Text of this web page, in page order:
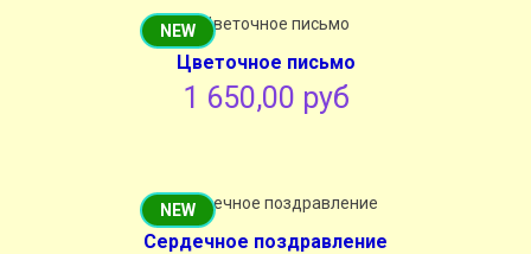
NEW
Цветочное письмо
1 650,00 руб
NEW
Сердечное поздравление